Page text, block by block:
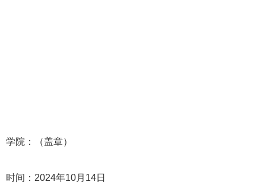
学院：（盖章）
时间：2024年10月14日